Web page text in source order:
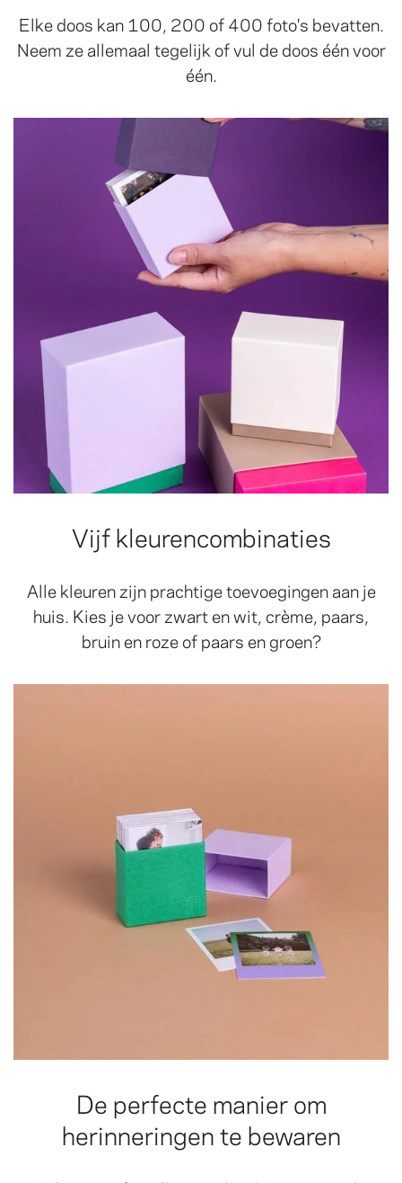
Elke doos kan 100, 200 of 400 foto's bevatten.
Neem ze allemaal tegelijk of vul de doos één voor
één.
Vijf kleurencombinaties
Alle kleuren zijn prachtige toevoegingen aan je
huis. Kies je voor zwart en wit, crème, paars,
bruin en roze of paars en groen?
De perfecte manier om
herinneringen te bewaren